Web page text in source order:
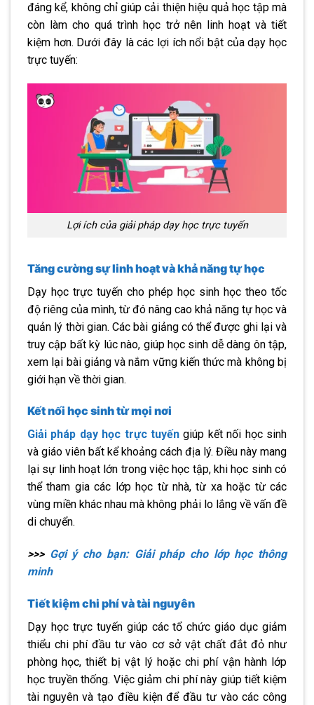
đáng kể, không chỉ giúp cải thiện hiệu quả học tập mà
còn làm cho quá trình học trở nên linh hoạt và tiết
kiệm hơn. Dưới đây là các lợi ích nổi bật của dạy học
trực tuyến:
Lợi ích của giải pháp dạy học trực tuyến
Tăng cường sự linh hoạt và khả năng tự học
Dạy học trực tuyến cho phép học sinh học theo tốc
độ riêng của mình, từ đó nâng cao khả năng tự học và
quản lý thời gian. Các bài giảng có thể được ghi lại và
truy cập bất kỳ lúc nào, giúp học sinh dễ dàng ôn tập,
xem lại bài giảng và nắm vững kiến thức mà không bị
giới hạn về thời gian.
Kết nối học sinh từ mọi nơi
Giải pháp dạy học trực tuyến giúp kết nối học sinh
và giáo viên bất kể khoảng cách địa lý. Điều này mang
lại sự linh hoạt lớn trong việc học tập, khi học sinh có
thể tham gia các lớp học từ nhà, từ xa hoặc từ các
vùng miền khác nhau mà không phải lo lắng về vấn đề
di chuyển.
>>> Gợi ý cho bạn: Giải pháp cho lớp học thông
minh
Tiết kiệm chi phí và tài nguyên
Dạy học trực tuyến giúp các tổ chức giáo dục giảm
thiểu chi phí đầu tư vào cơ sở vật chất đắt đỏ như
phòng học, thiết bị vật lý hoặc chi phí vận hành lớp
học truyền thống. Việc giảm chi phí này giúp tiết kiệm
tài nguyên và tạo điều kiện để đầu tư vào các công